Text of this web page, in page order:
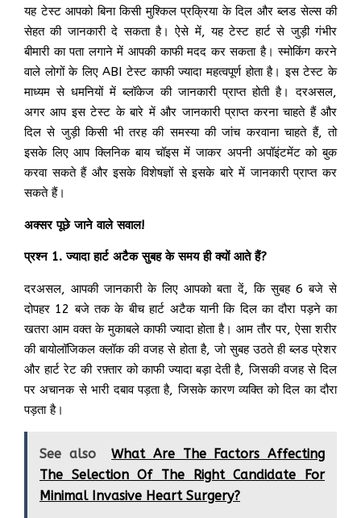
यह टेस्ट आपको बिना किसी मुश्किल प्रक्रिया के दिल और ब्लड सेल्स की
सेहत की जानकारी दे सकता है। ऐसे में, यह टेस्ट हार्ट से जुड़ी गंभीर
बीमारी का पता लगाने में आपकी काफी मदद कर सकता है। स्मोकिंग करने
वाले लोगों के लिए ABI टेस्ट काफी ज्यादा महत्वपूर्ण होता है। इस टेस्ट के
माध्यम से धमनियों में ब्लॉकेज की जानकारी प्राप्त होती है। दरअसल,
अगर आप इस टेस्ट के बारे में और जानकारी प्राप्त करना चाहते हैं और
दिल से जुड़ी किसी भी तरह की समस्या की जांच करवाना चाहते हैं, तो
इसके लिए आप क्लिनिक बाय चॉइस में जाकर अपनी अपॉइंटमेंट को बुक
करवा सकते हैं और इसके विशेषज्ञों से इसके बारे में जानकारी प्राप्त कर
सकते हैं।
अक्सर पूछे जाने वाले सवाल!
प्रश्न 1. ज्यादा हार्ट अटैक सुबह के समय ही क्यों आते हैं?
दरअसल, आपकी जानकारी के लिए आपको बता दें, कि सुबह 6 बजे से
दोपहर 12 बजे तक के बीच हार्ट अटैक यानी कि दिल का दौरा पड़ने का
खतरा आम वक्त के मुकाबले काफी ज्यादा होता है। आम तौर पर, ऐसा शरीर
की बायोलॉजिकल क्लॉक की वजह से होता है, जो सुबह उठते ही ब्लड प्रेशर
और हार्ट रेट की रफ़्तार को काफी ज्यादा बड़ा देती है, जिसकी वजह से दिल
पर अचानक से भारी दबाव पड़ता है, जिसके कारण व्यक्ति को दिल का दौरा
पड़ता है।
See also
What Are The Factors Affecting
The Selection Of The Right Candidate For
Minimal Invasive Heart Surgery?